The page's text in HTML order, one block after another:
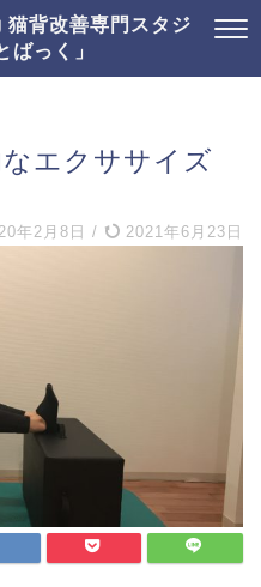
背改善専門スタジ
ばっく」
エクササイズ
年2月8日 / 2021年6月23日